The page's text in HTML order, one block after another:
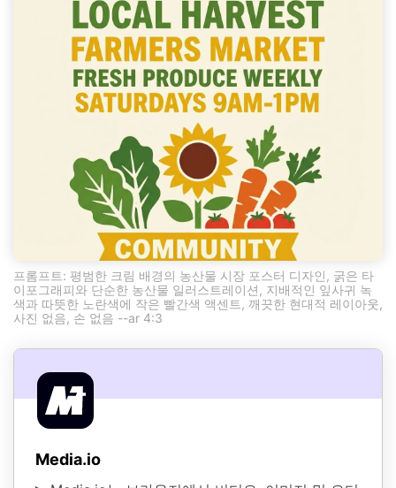
프롬프트: 평범한 크림 배경의 농산물 시장 포스터 디자인, 굵은 타
이포그래피와 단순한 농산물 일러스트레이션, 지배적인 잎사귀 녹
색과 따뜻한 노란색에 작은 빨간색 액센트, 깨끗한 현대적 레이아웃,
사진 없음, 손 없음 --ar 4:3
Media.io